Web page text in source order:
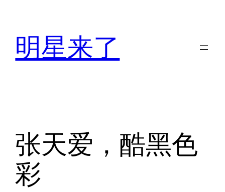
明星来了
张天爱，酷黑色
彩